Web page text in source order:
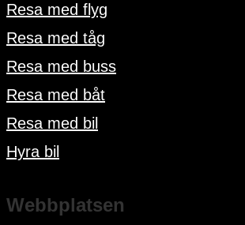
Resa med flyg
Resa med tåg
Resa med buss
Resa med båt
Resa med bil
Hyra bil
Webbplatsen